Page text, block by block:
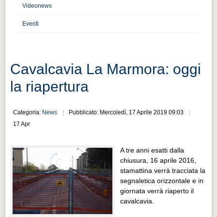
Distretto industriale
Muoversi a Vigevano
Cultura e turismo 4.0
PROGETTI
Progetti Aperti
Progetti Realizzati
Progetti Realizzati
EVENTI
EVENTI
Videonews
Eventi
Cavalcavia La Marmora: oggi
la riapertura
Categoria: News
Pubblicato: Mercoledì, 17 Aprile 2019 09:03
17 Apr
A tre anni esatti dalla
chiusura, 16 aprile 2016,
stamattina verrà tracciata la
segnaletica orizzontale e in
giornata verrà riaperto il
cavalcavia.